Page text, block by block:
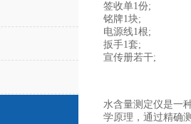
签收单1份;
铭牌1块;
电源线1根;
扳手1套;
宣传册若干;
水含量测定仪是一
学原理，通过精确